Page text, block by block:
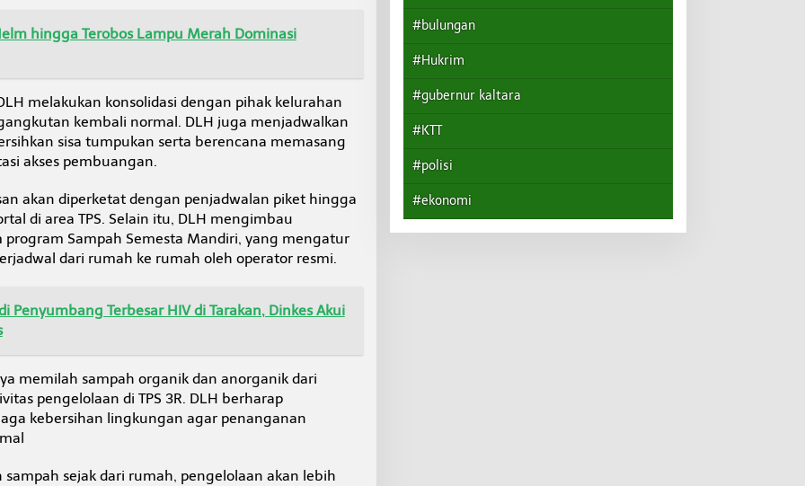
hingga Terobos Lampu Merah Dominasi
melakukan konsolidasi dengan pihak kelurahan
kembali normal. DLH juga menjadwalkan
sisa tumpukan serta berencana memasang
akses pembuangan.
akan diperketat dengan penjadwalan piket hingga
di area TPS. Selain itu, DLH mengimbau
program Sampah Semesta Mandiri, yang mengatur
dari rumah ke rumah oleh operator resmi.
Penyumbang Terbesar HIV di Tarakan, Dinkes Akui
memilah sampah organik dan anorganik dari
pengelolaan di TPS 3R. DLH berharap
kebersihan lingkungan agar penanganan
sejak dari rumah, pengelolaan akan lebih
#bulungan
#Hukrim
#gubernur kaltara
#KTT
#polisi
#ekonomi